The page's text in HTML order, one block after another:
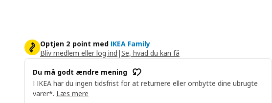
Optjen 2 point med IKEA Family
Bliv medlem eller log ind |Se, hvad du kan få
Du må godt ændre mening
I IKEA har du ingen tidsfrist for at returnere eller ombytte dine ubrugte
varer*. Læs mere